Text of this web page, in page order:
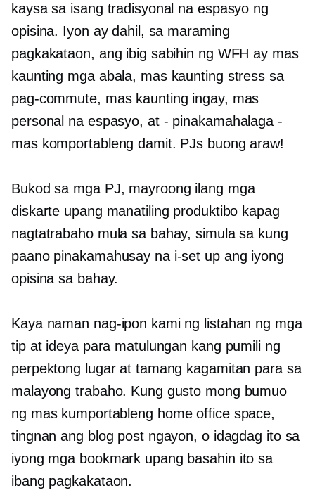
kaysa sa isang tradisyonal na espasyo ng
opisina. Iyon ay dahil, sa maraming
pagkakataon, ang ibig sabihin ng WFH ay mas
kaunting mga abala, mas kaunting stress sa
pag-commute, mas kaunting ingay, mas
personal na espasyo, at - pinakamahalaga -
mas komportableng damit. PJs buong araw!
Bukod sa mga PJ, mayroong ilang mga
diskarte upang manatiling produktibo kapag
nagtatrabaho mula sa bahay, simula sa kung
paano pinakamahusay na i-set up ang iyong
opisina sa bahay.
Kaya naman nag-ipon kami ng listahan ng mga
tip at ideya para matulungan kang pumili ng
perpektong lugar at tamang kagamitan para sa
malayong trabaho. Kung gusto mong bumuo
ng mas kumportableng home office space,
tingnan ang blog post ngayon, o idagdag ito sa
iyong mga bookmark upang basahin ito sa
ibang pagkakataon.